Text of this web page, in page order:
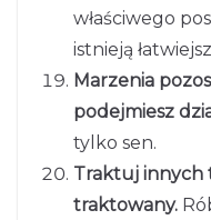
właściwego
istnieją
Marzenia
podejmiesz
tylko sen.
Traktuj innych
traktowany.